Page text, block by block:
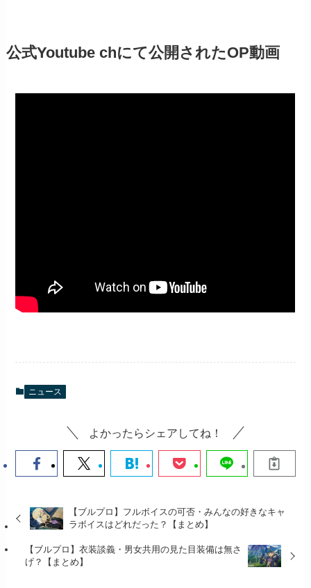
公式Youtube chにて公開されたOP動画
ニュース
よかったらシェアしてね！
【ブルプロ】フルボイスの可否・みんなの好きなキャ
ラボイスはどれだった？【まとめ】
【ブルプロ】衣装談義・男女共用の見た目装備は無さ
げ？【まとめ】